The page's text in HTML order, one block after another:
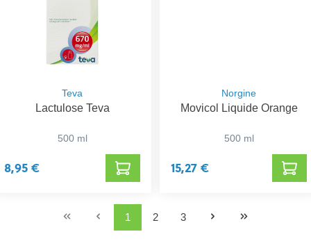
Teva
Lactulose Teva
500 ml
8,95 €
Norgine
Movicol Liquide Orange
500 ml
15,27 €
1 2 3